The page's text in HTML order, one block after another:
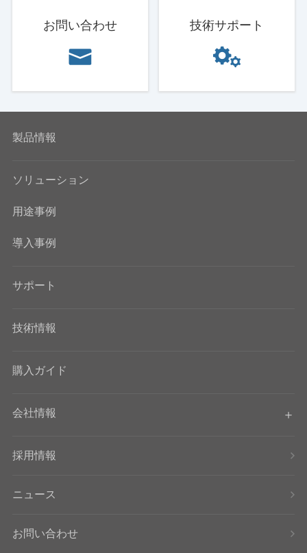
お問い合わせ 技術サポート
製品情報
ソリューション
用途事例
導入事例
サポート
技術情報
購入ガイド
会社情報
採用情報
ニュース
お問い合わせ